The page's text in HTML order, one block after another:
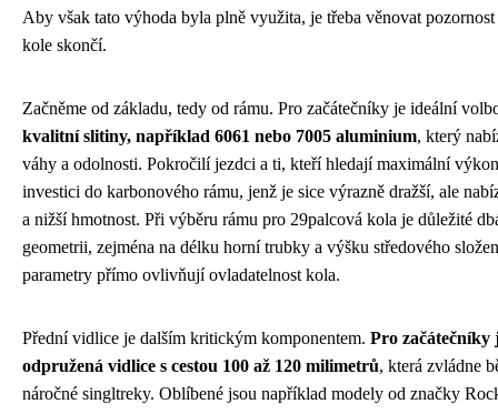
Aby však tato výhoda byla plně využita, je třeba věnovat
kole skončí.
Začněme od základu, tedy od rámu. Pro začátečníky je ideální
kvalitní slitiny, například 6061 nebo 7005 aluminium, který
váhy a odolnosti. Pokročilí jezdci a ti, kteří hledají maximální
investici do karbonového rámu, jenž je sice výrazně dražší, ale
a nižší hmotnost. Při výběru rámu pro 29palcová kola je důležité
geometrii, zejména na délku horní trubky a výšku středového
parametry přímo ovlivňují ovladatelnost kola.
Přední vidlice je dalším kritickým komponentem. Pro začátečníky
odpružená vidlice s cestou 100 až 120 milimetrů, která zvládne
náročné singltreky. Oblíbené jsou například modely od značky